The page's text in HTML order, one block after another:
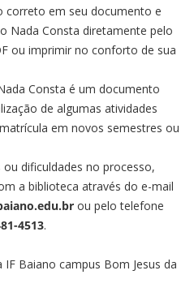
correto em seu documento e
Nada Consta diretamente pelo
ou imprimir no conforto de sua
Consta é um documento
de algumas atividades
em novos semestres ou
ou dificuldades no processo,
a biblioteca através do e-mail
ou pelo telefone
4513.
IF Baiano campus Bom Jesus da